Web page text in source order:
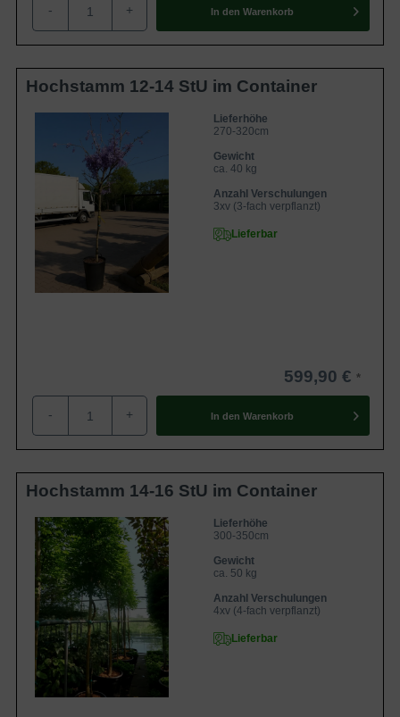
- + In den Warenkorb
Hochstamm 12-14 StU im Container
Lieferhöhe
270-320cm
Gewicht
ca. 40 kg
Anzahl Verschulungen
3xv (3-fach verpflanzt)
Lieferbar
599,90 €
- + In den Warenkorb
Hochstamm 14-16 StU im Container
Lieferhöhe
300-350cm
Gewicht
ca. 50 kg
Anzahl Verschulungen
4xv (4-fach verpflanzt)
Lieferbar